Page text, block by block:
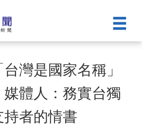
灣是國家名稱」
體人：務實台獨
者的情書